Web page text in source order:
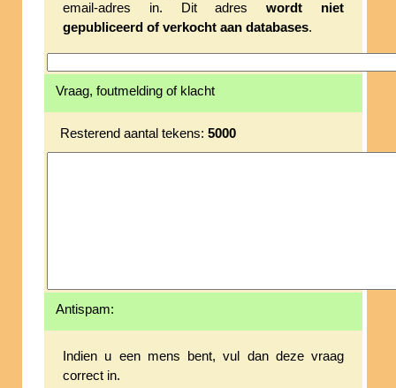
email-adres in. Dit adreswordt niet
gepubliceerd of verkocht aan databases.
Vraag, foutmelding of klacht
Resterend aantal tekens: 5000
Antispam:
Indien u een mens bent, vul dan deze vraag
correct in.